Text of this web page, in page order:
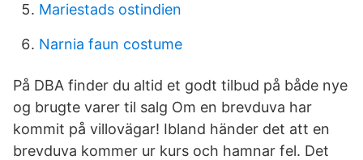
Mariestads ostindien
Narnia faun costume
På DBA finder du altid et godt tilbud på både nye
og brugte varer til salg Om en brevduva har
kommit på villovägar! Ibland händer det att en
brevduva kommer ur kurs och hamnar fel. Det